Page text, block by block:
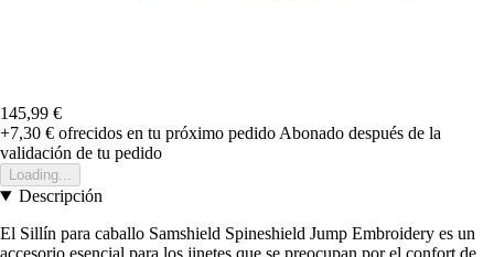
145,99 €
+7,30 € ofrecidos en tu próximo pedido Abonado después de la
validación de tu pedido
Loading...
Descripción
El Sillín para caballo Samshield Spineshield Jump Embroidery es un
accesorio esencial para los jinetes que se preocupan por el confort de